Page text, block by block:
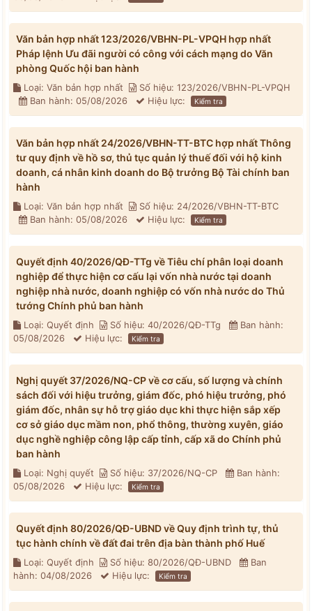
Văn bản hợp nhất 123/2026/VBHN-PL-VPQH hợp nhất
Pháp lệnh Ưu đãi người có công với cách mạng do Văn
phòng Quốc hội ban hành
Loại: Văn bản hợp nhất
Số hiệu: 123/2026/VBHN-PL-VPQH
Ban hành: 05/08/2026
Hiệu lực: Kiểm tra
Văn bản hợp nhất 24/2026/VBHN-TT-BTC hợp nhất Thông
tư quy định về hồ sơ, thủ tục quản lý thuế đối với hộ kinh
doanh, cá nhân kinh doanh do Bộ trưởng Bộ Tài chính ban
hành
Loại: Văn bản hợp nhất
Số hiệu: 24/2026/VBHN-TT-BTC
Ban hành: 05/08/2026
Hiệu lực: Kiểm tra
Quyết định 40/2026/QĐ-TTg về Tiêu chí phân loại doanh
nghiệp để thực hiện cơ cấu lại vốn nhà nước tại doanh
nghiệp nhà nước, doanh nghiệp có vốn nhà nước do Thủ
tướng Chính phủ ban hành
Loại: Quyết định Số hiệu: 40/2026/QĐ-TTg
Ban hành:
05/08/2026
Hiệu lực: Kiểm tra
Nghị quyết 37/2026/NQ-CP về cơ cấu, số lượng và chính
sách đối với hiệu trưởng, giám đốc, phó hiệu trưởng, phó
giám đốc, nhân sự hỗ trợ giáo dục khi thực hiện sắp xếp
cơ sở giáo dục mầm non, phổ thông, thường xuyên, giáo
dục nghề nghiệp công lập cấp tỉnh, cấp xã do Chính phủ
ban hành
Loại: Nghị quyết Số hiệu: 37/2026/NQ-CP
Ban hành:
05/08/2026
Hiệu lực: Kiểm tra
Quyết định 80/2026/QĐ-UBND về Quy định trình tự, thủ
tục hành chính về đất đai trên địa bàn thành phố Huế
Loại: Quyết định Số hiệu: 80/2026/QĐ-UBND
Ban
hành: 04/08/2026
Hiệu lực: Kiểm tra